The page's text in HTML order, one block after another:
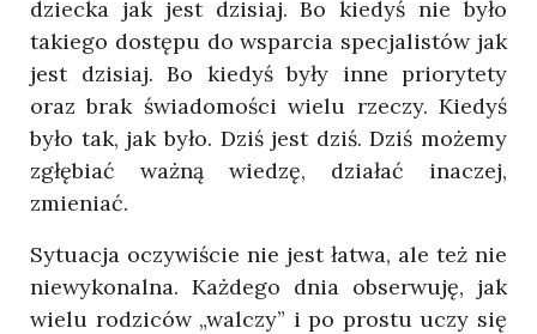
dziecka jak jest dzisiaj. Bo kiedyś nie było
takiego dostępu do wsparcia specjalistów jak
jest dzisiaj. Bo kiedyś były inne priorytety
oraz brak świadomości wielu rzeczy. Kiedyś
było tak, jak było. Dziś jest dziś. Dziś możemy
zgłębiać ważną wiedzę, działać inaczej,
zmieniać.
Sytuacja oczywiście nie jest łatwa, ale też nie
niewykonalna. Każdego dnia obserwuję, jak
wielu rodziców „walczy” i po prostu uczy się